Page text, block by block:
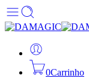
0Carrinho